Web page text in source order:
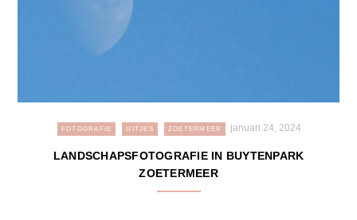
FOTOGRAFIE UITJES ZOETERMEER januari 24, 2024
LANDSCHAPSFOTOGRAFIE IN BUYTENPARK
ZOETERMEER